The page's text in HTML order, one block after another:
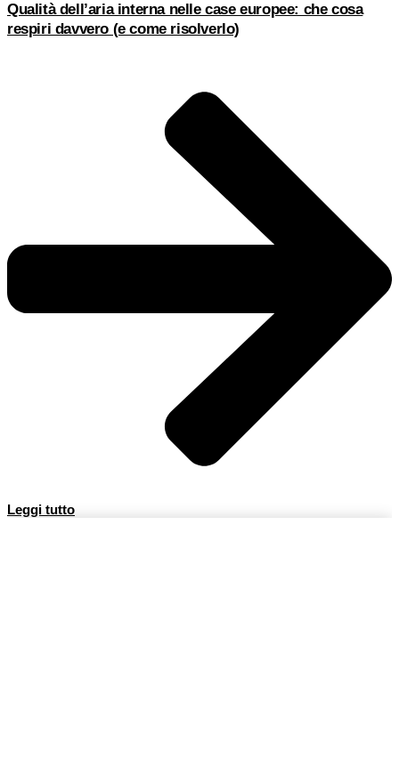
Qualità dell’aria interna nelle case europee: che cosa
respiri davvero (e come risolverlo)
Leggi tutto